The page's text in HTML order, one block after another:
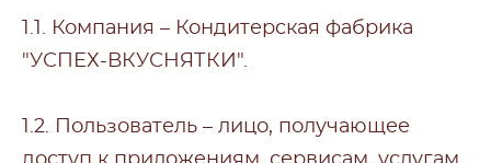
1.1. Компания – Кондитерская фабрика
"УСПЕХ-ВКУСНЯТКИ".
1.2. Пользователь – лицо, получающее